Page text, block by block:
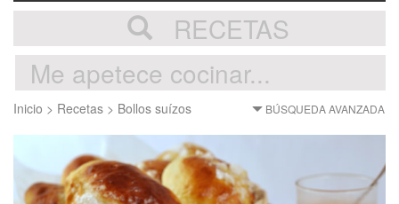
RECETAS
Inicio > Recetas > Bollos suízos BÚSQUEDA AVANZADA